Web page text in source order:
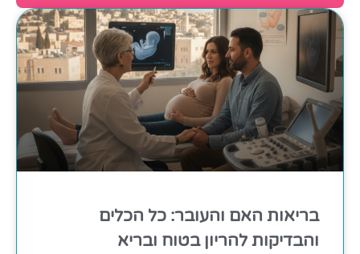
בריאות האם והעובר: כל הכלים
והבדיקות להריון בטוח ובריא